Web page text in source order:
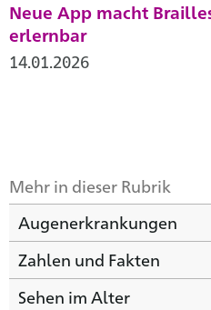
Neue App macht
erlernbar
14.01.2026
Mehr in dieser Rubrik
Augenerkrankungen
Zahlen und Fakten
Sehen im Alter